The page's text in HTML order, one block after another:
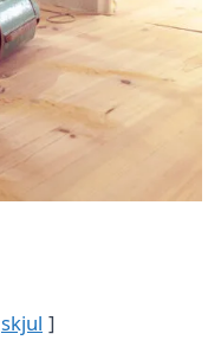
skjul